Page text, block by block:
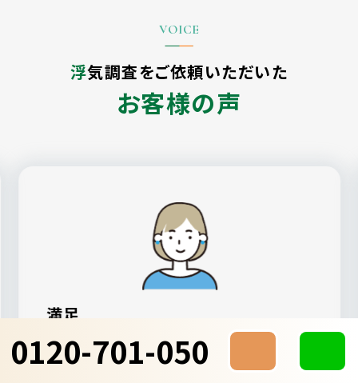
0120-701-050
浮気調査をご依頼いただいた
お客様の声
満足
ALG探偵社が一番親身になってもらえた